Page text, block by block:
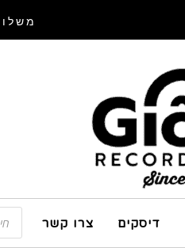
דיסקים צרו קשר